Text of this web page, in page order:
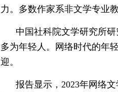
力。多数作家系非文学专业
中国社科院文学研究所
多为年轻人。网络时代的年
迎。
报告显示，2023年网络